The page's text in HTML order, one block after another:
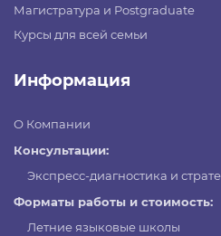
Магистратура и Postgraduate
Курсы для всей семьи
Информация
О Компании
Консультации:
Экспресс-диагностика и
Форматы работы и стоимость:
Летние языковые школы